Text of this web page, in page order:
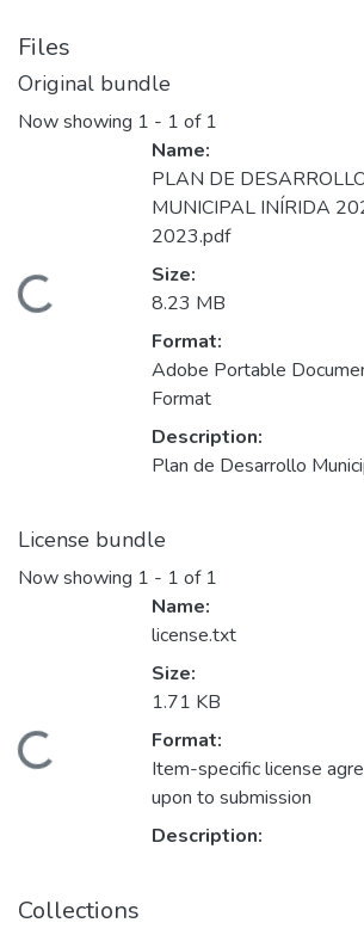
Files
Original bundle
Now showing 1 - 1 of 1
Loading...
Name:
PLAN DE
MUNICIPAL INÍRIDA
2023.pdf
Size:
8.23 MB
Format:
Adobe Portable
Format
Description:
Plan de Desarrollo
License bundle
Now showing 1 - 1 of 1
Loading...
Name:
license.txt
Size:
1.71 KB
Format:
Item-specific license
upon to submission
Description:
Collections